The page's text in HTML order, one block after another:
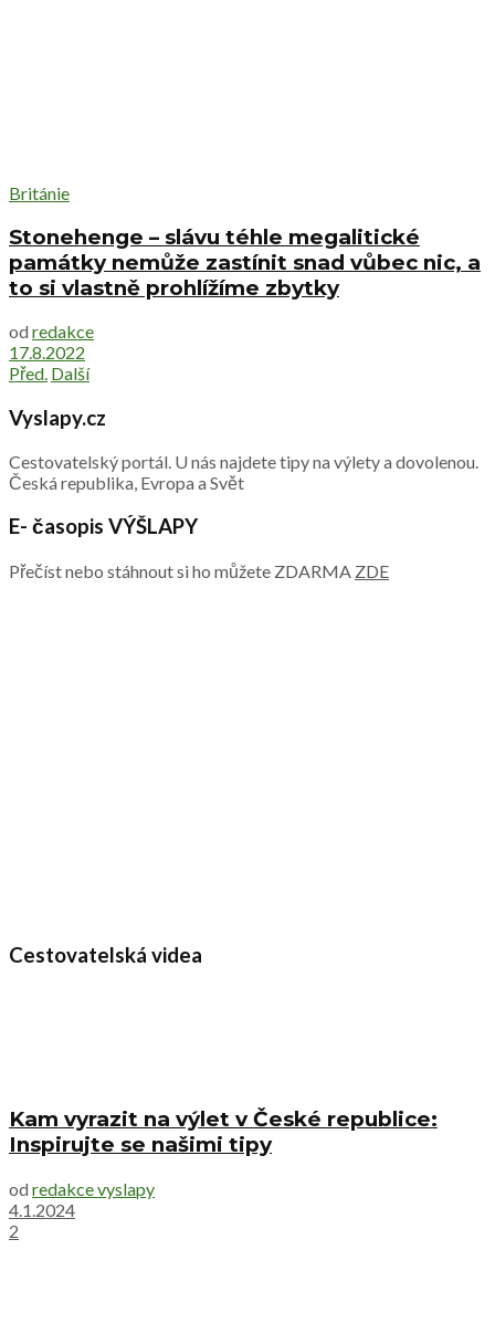
Británie
Stonehenge – slávu téhle megalitické
památky nemůže zastínit snad vůbec nic, a
to si vlastně prohlížíme zbytky
od redakce
17.8.2022
Před. Další
Vyslapy.cz
Cestovatelský portál. U nás najdete tipy na výlety a dovolenou.
Česká republika, Evropa a Svět
E- časopis VÝŠLAPY
Přečíst nebo stáhnout si ho můžete ZDARMA ZDE
Cestovatelská videa
Kam vyrazit na výlet v České republice:
Inspirujte se našimi tipy
od redakce vyslapy
4.1.2024
2